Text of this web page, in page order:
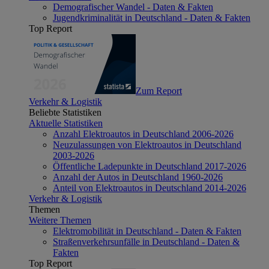
Demografischer Wandel - Daten & Fakten
Jugendkriminalität in Deutschland - Daten & Fakten
Top Report
Zum Report
Verkehr & Logistik
Beliebte Statistiken
Aktuelle Statistiken
Anzahl Elektroautos in Deutschland 2006-2026
Neuzulassungen von Elektroautos in Deutschland
2003-2026
Öffentliche Ladepunkte in Deutschland 2017-2026
Anzahl der Autos in Deutschland 1960-2026
Anteil von Elektroautos in Deutschland 2014-2026
Verkehr & Logistik
Themen
Weitere Themen
Elektromobilität in Deutschland - Daten & Fakten
Straßenverkehrsunfälle in Deutschland - Daten &
Fakten
Top Report